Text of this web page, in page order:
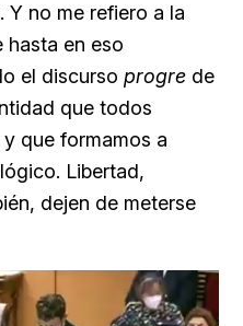
. Y no me refiero a la
hasta en eso
el discurso progre de
que todos
que formamos a
Libertad,
dejen de meterse